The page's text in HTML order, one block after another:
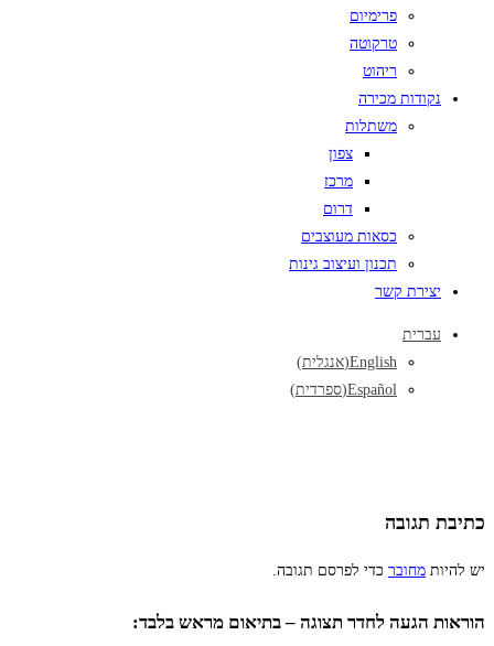
פרימיום
טרקוטה
ריהוט
נקודות מכירה
משתלות
צפון
מרכז
דרום
כסאות מעוצבים
תכנון ועיצוב גינות
יצירת קשר
עברית
English
(אנגלית)
Español
(ספרדית)
כתיבת תגובה
יש להיות מחובר כדי לפרסם תגובה.
הוראות הגעה לחדר תצוגה – בתיאום מראש בלבד: